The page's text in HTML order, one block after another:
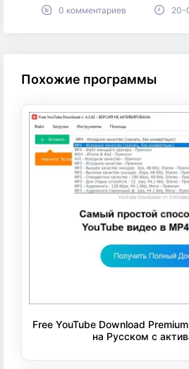
0 комментариев 20-
Похожие программы
Free YouTube Download
на Русском с